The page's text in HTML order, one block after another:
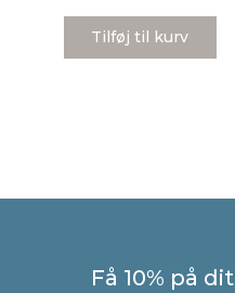
pris
var:
pris
Tilføj til kurv
Få 10% på